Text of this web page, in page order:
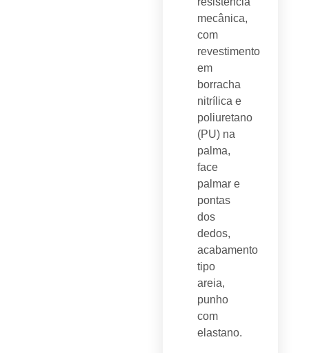
mecânica,
com
revestimento
em
borracha
nitrílica e
poliuretano
(PU) na
palma,
face
palmar e
pontas
dos
dedos,
acabamento
tipo
areia,
punho
com
elastano.